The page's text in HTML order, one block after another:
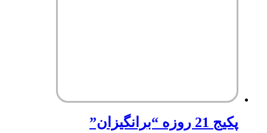
پکیج 21 روزه “برانگیزان”